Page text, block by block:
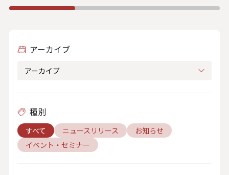
採用情報
ビジネスパートナーの皆様へ
Microsoft Base Kanazawa
アーカイブ
種別
すべて ニュースリリース
お知らせ
イベント・セミナー